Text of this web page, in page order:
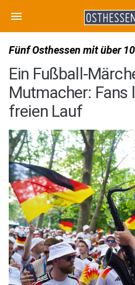
Fünf Osthessen mit über
Ein Fußball-
Mutmacher: Fans
freien Lauf